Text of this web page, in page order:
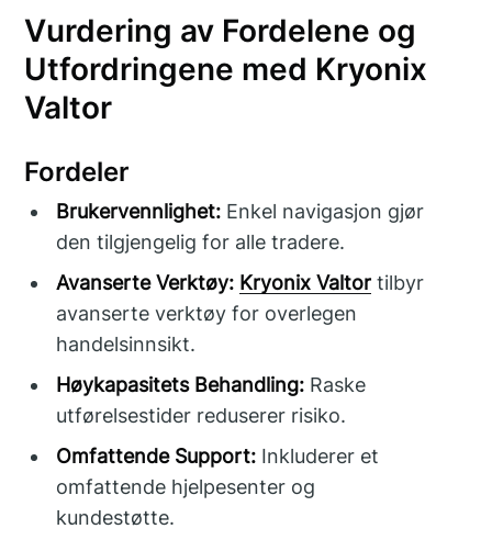
Vurdering av Fordelene og
Utfordringene med Kryonix
Valtor
Fordeler
Brukervennlighet: Enkel navigasjon gjør
den tilgjengelig for alle tradere.
Avanserte Verktøy: Kryonix Valtor tilbyr
avanserte verktøy for overlegen
handelsinnsikt.
Høykapasitets Behandling: Raske
utførelsestider reduserer risiko.
Omfattende Support: Inkluderer et
omfattende hjelpesenter og
kundestøtte.